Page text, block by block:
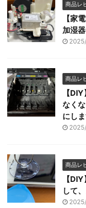
商品レ
【家
加湿
商品レ
【
なく
にし
商品レ
【
して